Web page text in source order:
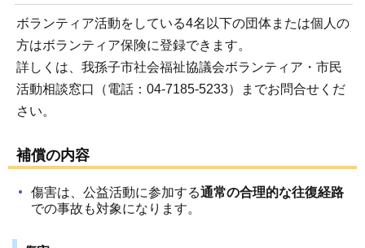
ボランティア活動をしている4名以下の団体または個人の
方はボランティア保険に登録できます。
詳しくは、我孫子市社会福祉協議会ボランティア・市民
活動相談窓口（電話：04-7185-5233）までお問合せくだ
さい。
補償の内容
傷害は、公益活動に参加する通常の合理的な往復経路
での事故も対象になります。